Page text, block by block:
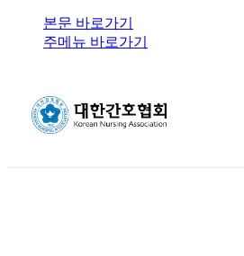
본문 바로가기
주메뉴 바로가기